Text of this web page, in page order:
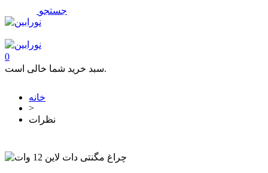
جستجو
0
سبد خرید شما خالی است.
خانه
>
نظرات